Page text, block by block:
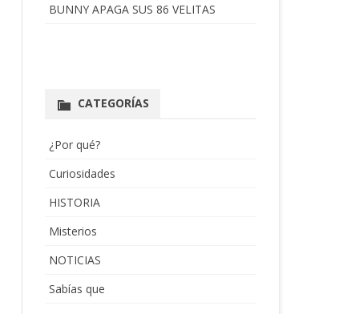
BUNNY APAGA SUS 86 VELITAS
CATEGORÍAS
¿Por qué?
Curiosidades
HISTORIA
Misterios
NOTICIAS
Sabías que